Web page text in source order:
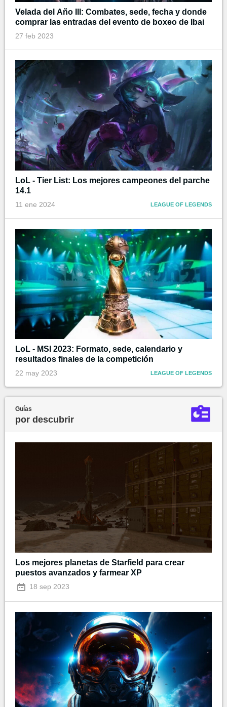
Velada del Año III: Combates, sede, fecha y donde
comprar las entradas del evento de boxeo de Ibai
27 feb 2023
LoL - Tier List: Los mejores campeones del parche
14.1
11 ene 2024 LEAGUE OF LEGENDS
LoL - MSI 2023: Formato, sede, calendario y
resultados finales de la competición
22 may 2023 LEAGUE OF LEGENDS
Guías
por descubrir
Los mejores planetas de Starfield para crear
puestos avanzados y farmear XP
18 sep 2023